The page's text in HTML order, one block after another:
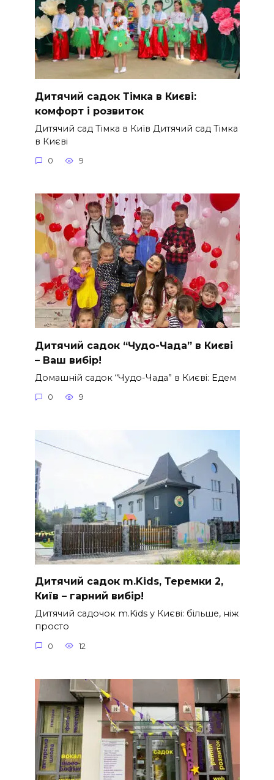
Дитячий садок Тімка в Києві:
комфорт і розвиток
Дитячий сад Тімка в Київ Дитячий сад Тімка
в Києві
0 9
Дитячий садок “Чудо-Чада” в Києві
– Ваш вибір!
Домашній садок “Чудо-Чада” в Києві: Едем
0 9
Дитячий садок m.Kids, Теремки 2,
Київ – гарний вибір!
Дитячий садочок m.Kids у Києві: більше, ніж
просто
0 12